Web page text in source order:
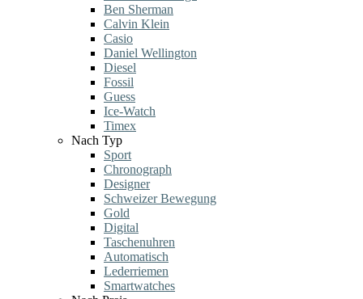
Ben Sherman
Calvin Klein
Casio
Daniel Wellington
Diesel
Fossil
Guess
Ice-Watch
Timex
Nach Typ
Sport
Chronograph
Designer
Schweizer Bewegung
Gold
Digital
Taschenuhren
Automatisch
Lederriemen
Smartwatches